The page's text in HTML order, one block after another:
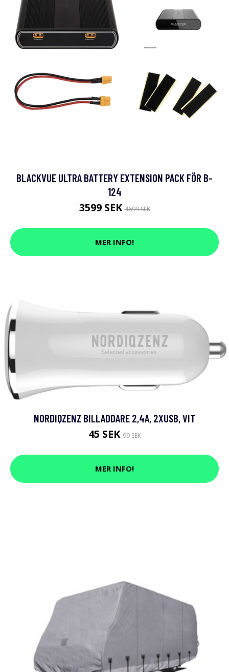
BLACKVUE ULTRA BATTERY EXTENSION PACK FÖR B-
124
3599 SEK4699 SEK
MER INFO!
NORDIQZENZ BILLADDARE 2,4A, 2XUSB, VIT
45 SEK99 SEK
MER INFO!